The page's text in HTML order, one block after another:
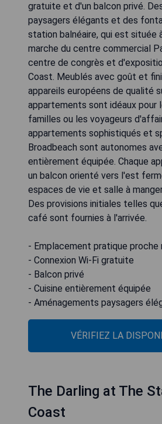
gratuite et d'un balcon privé.
paysagers élégants et des
station balnéaire, qui est située
marche du centre commercial
centre de congrès et
Coast. Meublés avec goût et
appareils européens de qualité
appartements sont idéaux pour
familles ou les voyageurs
appartements sophistiqués et
Broadbeach sont autonomes
entièrement équipée. Chaque
un balcon orienté vers l'est
espaces de vie et salle à
Des provisions initiales telles
café sont fournies à l'arrivée.
- Emplacement pratique
- Connexion Wi-Fi gratuite
- Balcon privé
- Cuisine entièrement équipée
- Aménagements paysagers
VÉRIFIEZ LA
The Darling at The
Coast